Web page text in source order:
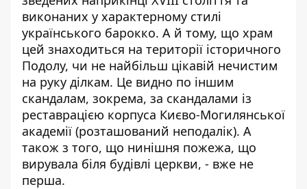
виконаних у характерному стилі
українського барокко. А й тому, що храм
цей знаходиться на території історичного
Подолу, чи не найбільш цікавій нечистим
на руку ділкам. Це видно по іншим
скандалам, зокрема, за скандалами із
реставрацією корпуса Києво-Могилянської
академії (розташований неподалік). А
також з того, що нинішня пожежа, що
вирувала біля будівлі церкви, - вже не
перша.